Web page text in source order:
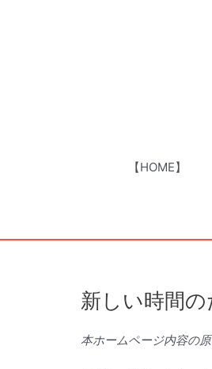
【HOME】
新しい時間
本ホームページ内容の